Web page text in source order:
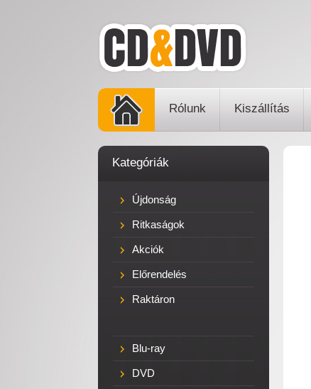
Rólunk Kiszállítás
Kategóriák
Újdonság
Ritkaságok
Akciók
Előrendelés
Raktáron
Blu-ray
DVD